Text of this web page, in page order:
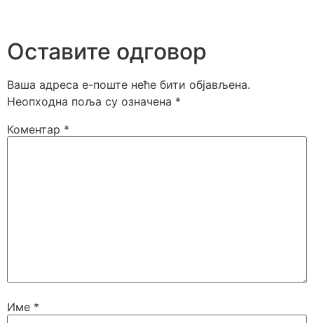
Оставите одговор
Ваша адреса е-поште неће бити објављена.
Неопходна поља су означена *
Коментар *
Име *